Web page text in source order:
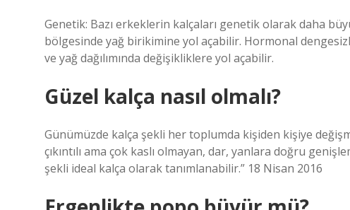
Genetik: Bazı erkeklerin kalçaları genetik olarak daha
bölgesinde yağ birikimine yol açabilir. Hormonal
ve yağ dağılımında değişikliklere yol açabilir.
Güzel kalça nasıl olmalı?
Günümüzde kalça şekli her toplumda kişiden kişiye
çıkıntılı ama çok kaslı olmayan, dar, yanlara doğru
şekli ideal kalça olarak tanımlanabilir.” 18 Nisan 2016